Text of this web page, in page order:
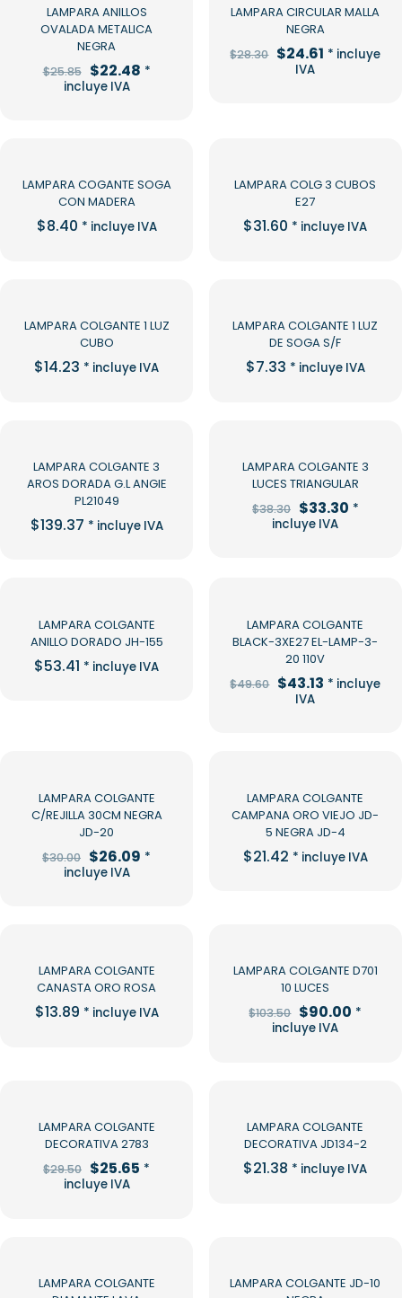
-13%
LAMPARA ANILLOS
OVALADA METALICA
NEGRA
$25.85 El
precio
original
$22.48El
*
incluye IVA
-13%
LAMPARA CIRCULAR MALLA
NEGRA
$28.30 El
precio
$24.61 El
precio
* incluye
IVA
LAMPARA COGANTE SOGA
CON MADERA
$8.40 * incluye IVA
LAMPARA COLG 3 CUBOS
E27
$31.60 * incluye IVA
LAMPARA COLGANTE 1 LUZ
CUBO
$14.23 * incluye IVA
LAMPARA COLGANTE 1 LUZ
DE SOGA S/F
$7.33 * incluye IVA
LAMPARA COLGANTE 3
AROS DORADA G.L ANGIE
PL21049
$139.37 * incluye IVA
-13%
LAMPARA COLGANTE 3
LUCES TRIANGULAR
$38.30 El
precio
original
$33.30El
*
incluye IVA
LAMPARA COLGANTE
ANILLO DORADO JH-155
$53.41 * incluye IVA
-13%
LAMPARA COLGANTE
BLACK-3XE27 EL-LAMP-3-
20 110V
$49.60 El
precio
$43.13 El
precio
* incluye
IVA
-13%
LAMPARA COLGANTE
C/REJILLA 30CM NEGRA
JD-20
$30.00 El
precio
original
$26.09 El
*
incluye IVA
LAMPARA COLGANTE
CAMPANA ORO VIEJO JD-
5 NEGRA JD-4
$21.42 * incluye IVA
LAMPARA COLGANTE
CANASTA ORO ROSA
$13.89 * incluye IVA
-13%
LAMPARA COLGANTE D701
10 LUCES
$103.50 El
precio
original
$90.00 El
*
incluye IVA
-13%
LAMPARA COLGANTE
DECORATIVA 2783
$29.50 El
precio
original
$25.65 El
*
incluye IVA
LAMPARA COLGANTE
DECORATIVA JD134-2
$21.38 * incluye IVA
-13%
LAMPARA COLGANTE
LAMPARA COLGANTE JD-10